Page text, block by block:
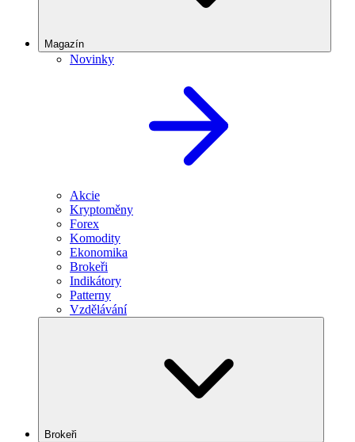
Magazín
Novinky
Akcie
Kryptoměny
Forex
Komodity
Ekonomika
Brokeři
Indikátory
Patterny
Vzdělávání
Brokeři